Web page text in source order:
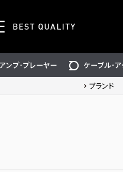
ケーブル・アクセ